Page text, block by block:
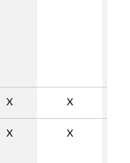
X X
X X